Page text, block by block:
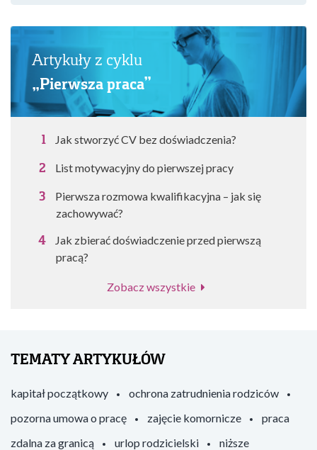
Artykuły z cyklu
„Pierwsza praca”
Jak stworzyć CV bez doświadczenia?
List motywacyjny do pierwszej pracy
Pierwsza rozmowa kwalifikacyjna – jak się
zachowywać?
Jak zbierać doświadczenie przed pierwszą
pracą?
Zobacz wszystkie
TEMATY ARTYKUŁÓW
kapitał początkowy
ochrona zatrudnienia rodziców
pozorna umowa o pracę
zajęcie komornicze
praca
zdalna za granicą
urlop rodzicielski
niższe